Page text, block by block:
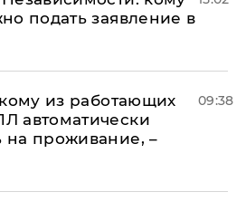
подать заявление в
из работающих
автоматически
проживание, –
09:38